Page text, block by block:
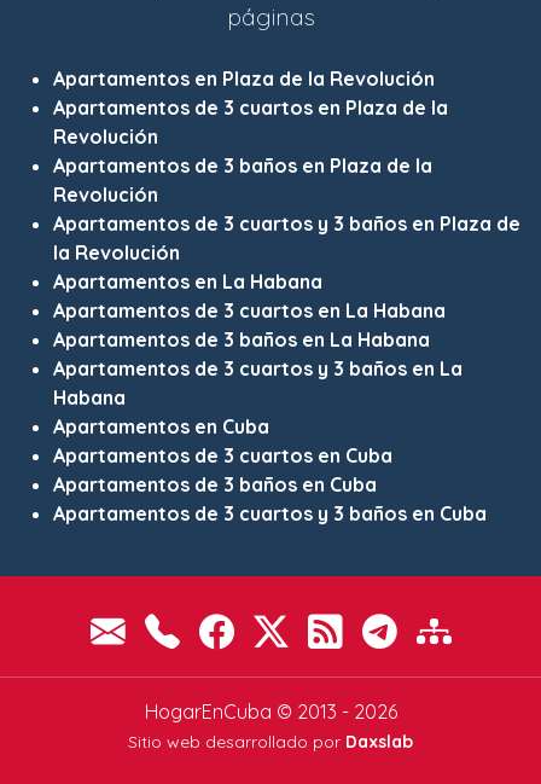
páginas
Apartamentos en Plaza de la Revolución
Apartamentos de 3 cuartos en Plaza de la
Revolución
Apartamentos de 3 baños en Plaza de la
Revolución
Apartamentos de 3 cuartos y 3 baños en Plaza de
la Revolución
Apartamentos en La Habana
Apartamentos de 3 cuartos en La Habana
Apartamentos de 3 baños en La Habana
Apartamentos de 3 cuartos y 3 baños en La
Habana
Apartamentos en Cuba
Apartamentos de 3 cuartos en Cuba
Apartamentos de 3 baños en Cuba
Apartamentos de 3 cuartos y 3 baños en Cuba
HogarEnCuba © 2013 - 2026
Sitio web desarrollado por Daxslab